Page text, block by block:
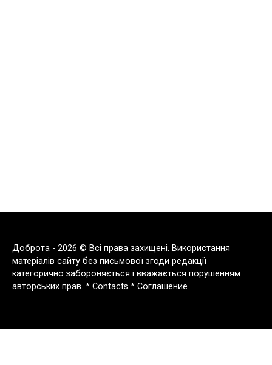
Доброта - 2026 © Всі права захищені. Використання
матеріалів сайту без письмової згоди редакції
категорично забороняється і вважається порушенням
авторських прав. * Contacts * Соглашение